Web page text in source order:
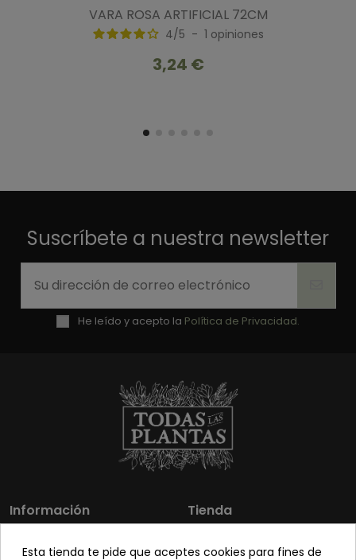
VARA ROSA ARTIFICIAL 72CM
4/5 - 1 opiniones
3,24 €
Suscríbete a nuestra newsletter
He leído y acepto la Política de Privacidad.
Información
Los más vendidos
Tienda
Mi cuenta
Esta tienda te pide que aceptes cookies para fines de